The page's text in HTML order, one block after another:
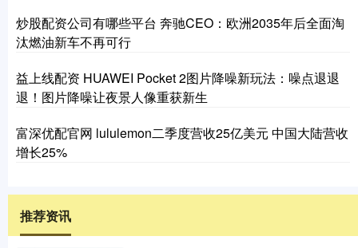
炒股配资公司有哪些平台 奔驰CEO：欧洲2035年后全面淘
汰燃油新车不再可行
益上线配资 HUAWEI Pocket 2图片降噪新玩法：噪点退退
退！图片降噪让夜景人像重获新生
富深优配官网 lululemon二季度营收25亿美元 中国大陆营收
增长25%
推荐资讯